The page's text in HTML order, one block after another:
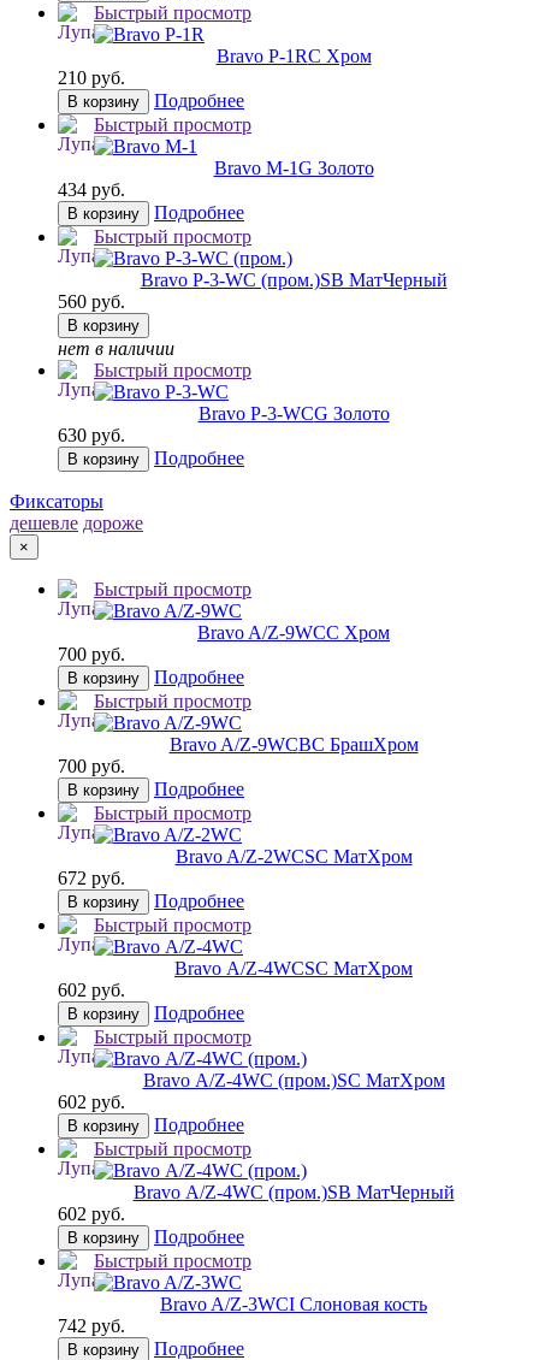
Быстрый просмотр
Bravo P-1RC Хром
210 руб.
В корзину
Подробнее
Быстрый просмотр
Bravo M-1G Золото
434 руб.
В корзину
Подробнее
Быстрый просмотр
Bravo P-3-WC (пром.)SB МатЧерный
560 руб.
В корзину
нет в наличии
Быстрый просмотр
Bravo P-3-WCG Золото
630 руб.
В корзину Подробнее
Фиксаторы
дешевле дороже
×
Быстрый просмотр
Bravo A/Z-9WCC Хром
700 руб.
В корзину
Подробнее
Быстрый просмотр
Bravo A/Z-9WCBС БрашХром
700 руб.
В корзину
Подробнее
Быстрый просмотр
Bravo A/Z-2WCSC МатХром
672 руб.
В корзину
Подробнее
Быстрый просмотр
Bravo А/Z-4WCSC МатХром
602 руб.
В корзину
Подробнее
Быстрый просмотр
Bravo А/Z-4WC (пром.)SC МатХром
602 руб.
В корзину
Подробнее
Быстрый просмотр
Bravo А/Z-4WC (пром.)SB МатЧерный
602 руб.
В корзину
Подробнее
Быстрый просмотр
Bravo A/Z-3WCI Слоновая кость
742 руб.
В корзину
Подробнее